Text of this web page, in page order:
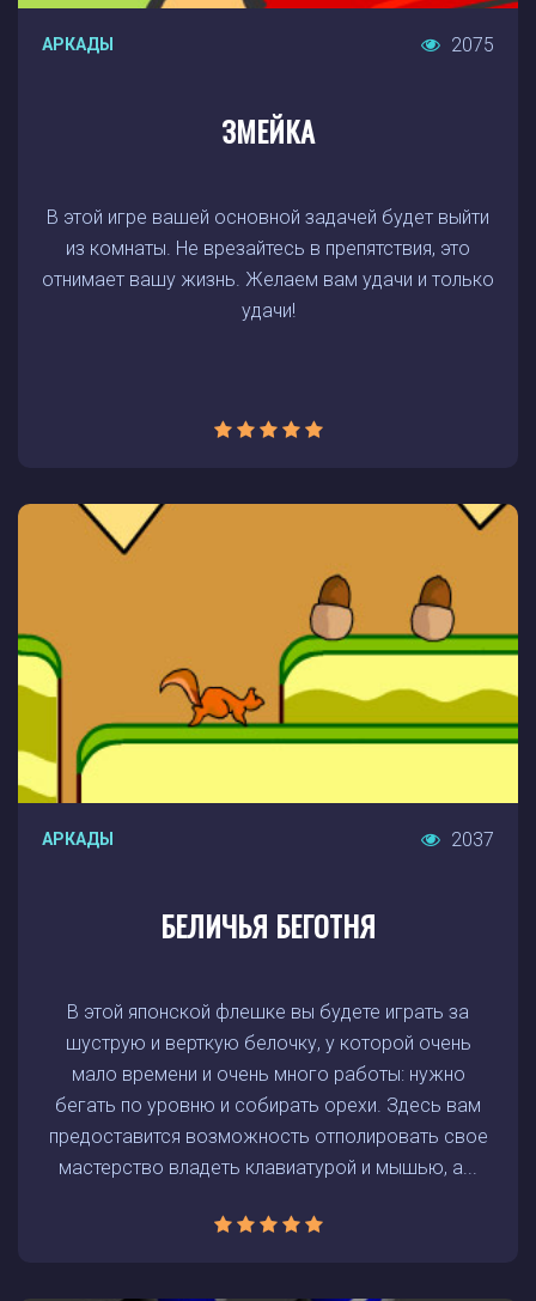
АРКАДЫ 2075
ЗМЕЙКА
В этой игре вашей основной задачей будет выйти
из комнаты. Не врезайтесь в препятствия, это
отнимает вашу жизнь. Желаем вам удачи и только
удачи!
АРКАДЫ 2037
БЕЛИЧЬЯ БЕГОТНЯ
В этой японской флешке вы будете играть за
шуструю и верткую белочку, у которой очень
мало времени и очень много работы: нужно
бегать по уровню и собирать орехи. Здесь вам
предоставится возможность отполировать свое
мастерство владеть клавиатурой и мышью, а...